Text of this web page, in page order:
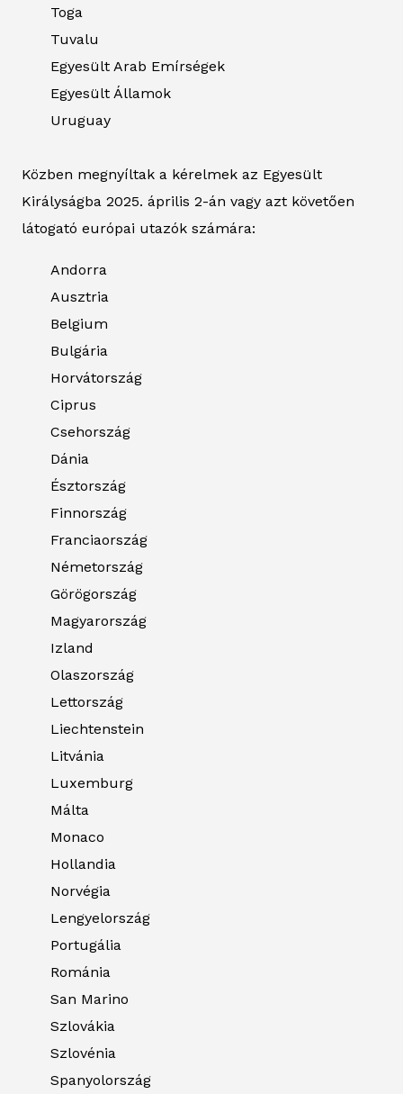
Toga
Tuvalu
Egyesült Arab Emírségek
Egyesült Államok
Uruguay
Közben megnyíltak a kérelmek az Egyesült
Királyságba 2025. április 2-án vagy azt követően
látogató európai utazók számára:
Andorra
Ausztria
Belgium
Bulgária
Horvátország
Ciprus
Csehország
Dánia
Észtország
Finnország
Franciaország
Németország
Görögország
Magyarország
Izland
Olaszország
Lettország
Liechtenstein
Litvánia
Luxemburg
Málta
Monaco
Hollandia
Norvégia
Lengyelország
Portugália
Románia
San Marino
Szlovákia
Szlovénia
Spanyolország